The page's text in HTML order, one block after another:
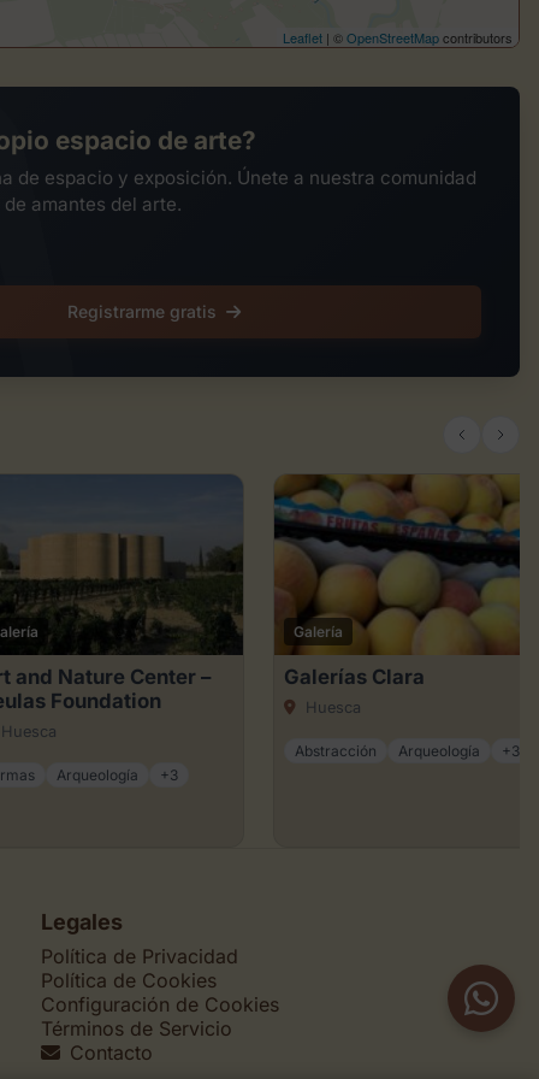
Leaflet | ©OpenStreetMapcontributors
espacio de arte?
de espacio y exposición. Únete a nuestra comunidad
amantes del arte.
Registrarme gratis
and Nature Center –
Foundation
Arqueología +3
Galería
Galerías Clara
Huesca
Abstracción Arqueología +3
Legales
Política de Privacidad
Política de Cookies
Configuración de Cookies
Términos de Servicio
Contacto